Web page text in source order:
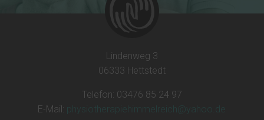
Lindenweg 3
06333 Hettstedt
Telefon: 03476 85 24 97
E-Mail: